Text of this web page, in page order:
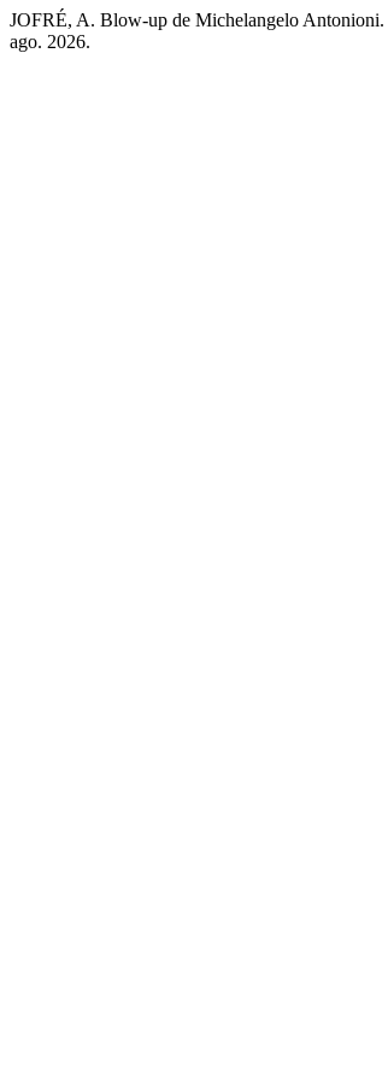
JOFRÉ, A. Blow-up de Michelangelo Antonioni.
ago. 2026.